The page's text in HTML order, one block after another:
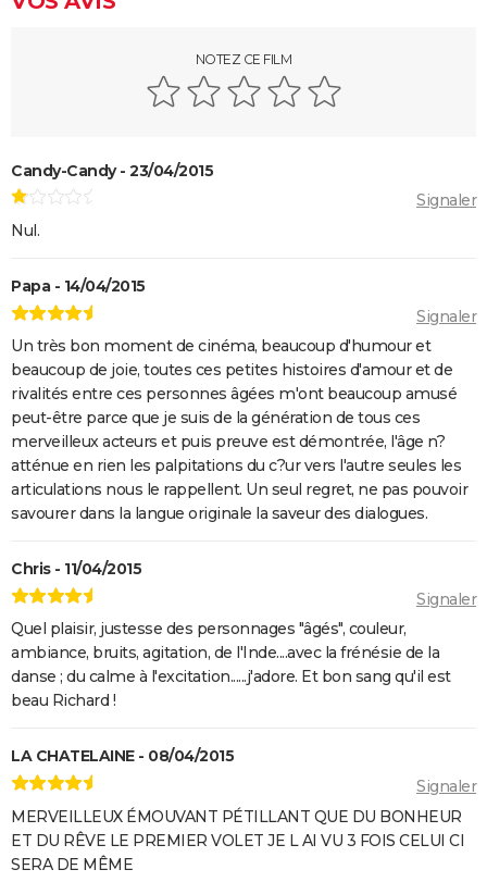
Les goûts et les couleurs
Yorgos Lanthimos
May December
Breakfast Club : synopsis, casting, streaming, avis...
Big Fish
Lost in Translation : synopsis, casting, bande-
Juno
Rémi sans famille : bande-annonce et date de sortie
du film
NOTEZ CE FILM
Candy-Candy - 23/04/2015
Signaler
Nul.
Papa - 14/04/2015
Signaler
Un très bon moment de cinéma, beaucoup d'humour et
beaucoup de joie, toutes ces petites histoires d'amour et de
rivalités entre ces personnes âgées m'ont beaucoup amusé
peut-être parce que je suis de la génération de tous ces
merveilleux acteurs et puis preuve est démontrée, l'âge n?
atténue en rien les palpitations du c?ur vers l'autre seules les
articulations nous le rappellent. Un seul regret, ne pas pouvoir
savourer dans la langue originale la saveur des dialogues.
Chris - 11/04/2015
Signaler
Quel plaisir, justesse des personnages "âgés", couleur,
ambiance, bruits, agitation, de l'Inde....avec la frénésie de la
danse ; du calme à l'excitation......j'adore. Et bon sang qu'il est
beau Richard !
LA CHATELAINE - 08/04/2015
Signaler
MERVEILLEUX ÉMOUVANT PÉTILLANT QUE DU BONHEUR
ET DU RÊVE LE PREMIER VOLET JE L AI VU 3 FOIS CELUI CI
SERA DE MÊME